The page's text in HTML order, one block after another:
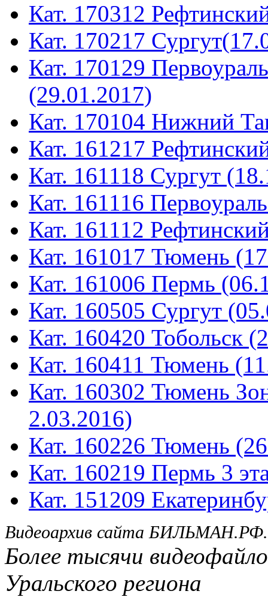
Кат. 170312
Кат. 170217
Кат. 170129
(29.01.2017)
Кат. 170104 Нижний
Кат. 161217
Кат. 161118 Сургут
Кат. 161116
Кат. 161112
Кат. 161017 Тюмень
Кат. 161006 Пермь
Кат. 160505 Сургут
Кат. 160420 Тобольск
Кат. 160411 Тюмень
Кат. 160302 Тюмень
2.03.2016)
Кат. 160226 Тюмень
Кат. 160219 Пермь 3
Кат. 151209
Видеоархив сайта БИЛЬМАН.РФ.
Более тысячи
Уральского региона